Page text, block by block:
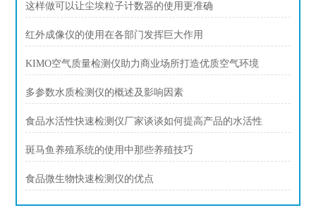
这样做可以让尘埃粒子计数器的使用更准确
红外成像仪的使用在各部门发挥巨大作用
KIMO空气质量检测仪助力商业场所打造优质空气环境
多参数水质检测仪的概述及影响因素
食品水活性快速检测仪厂家谈谈如何提高产品的水活性
斑马鱼养殖系统的使用中那些养殖技巧
食品微生物快速检测仪的优点